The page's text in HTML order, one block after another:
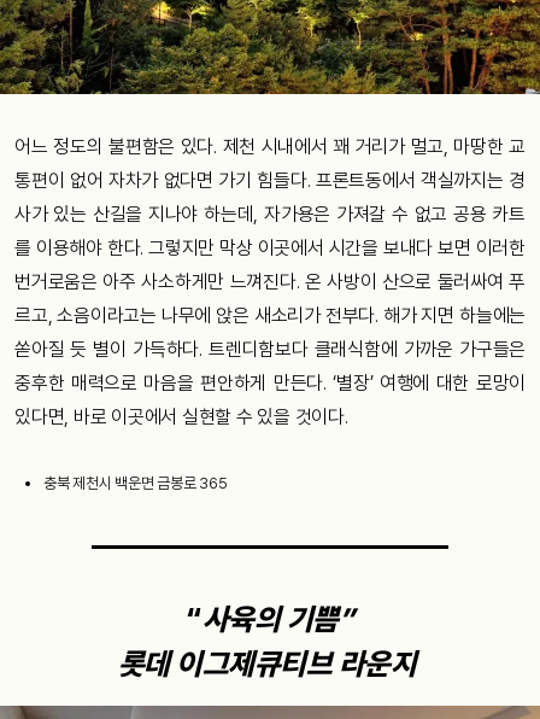
어느 정도의 불편함은 있다. 제천 시내에서 꽤 거리가 멀고, 마땅한 교
통편이 없어 자차가 없다면 가기 힘들다. 프론트동에서 객실까지는 경
사가 있는 산길을 지나야 하는데, 자가용은 가져갈 수 없고 공용 카트
를 이용해야 한다. 그렇지만 막상 이곳에서 시간을 보내다 보면 이러한
번거로움은 아주 사소하게만 느껴진다. 온 사방이 산으로 둘러싸여 푸
르고, 소음이라고는 나무에 앉은 새소리가 전부다. 해가 지면 하늘에는
쏟아질 듯 별이 가득하다. 트렌디함보다 클래식함에 가까운 가구들은
중후한 매력으로 마음을 편안하게 만든다. ‘별장’ 여행에 대한 로망이
있다면, 바로 이곳에서 실현할 수 있을 것이다.
충북 제천시 백운면 금봉로 365
“사육의 기쁨”
롯데 이그제큐티브 라운지